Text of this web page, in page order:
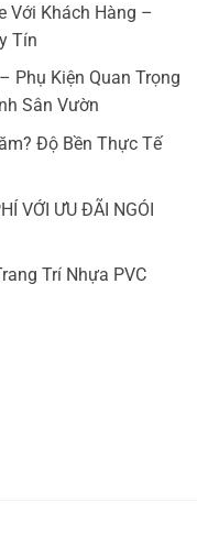
Với Khách Hàng –
Tín
Phụ Kiện Quan Trọng
Sân Vườn
Độ Bền Thực Tế
VỚI ƯU ĐÃI NGÓI
Trí Nhựa PVC